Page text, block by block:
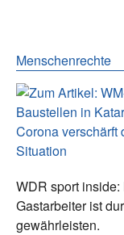
Menschenrechte
WDR sport
Gastarbeiter ist
gewährleisten.